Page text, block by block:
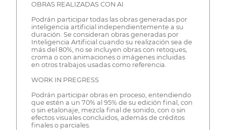
OBRAS REALIZADAS CON AI
Podrán participar todas las obras generadas por
inteligencia artificial independientemente a su
duración. Se consideran obras generadas por
Inteligencia Artificial cuando su realización sea de
más del 80%, no se incluyen obras con retoques,
croma o con animaciones o imágenes incluidas
en otros trabajos usadas como referencia.
WORK IN PREGRESS
Podrán participar obras en proceso, entendiendo
que estén a un 70% al 95% de su edición final, con
o sin etalonaje, mezcla final de sonido, con o sin
efectos visuales concluidos, además de créditos
finales o parciales.